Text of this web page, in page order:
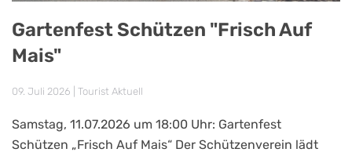
Gartenfest Schützen "Frisch Auf
Mais"
09. Juli 2026 Tourist Aktuell
Samstag, 11.07.2026 um 18:00 Uhr: Gartenfest
Schützen „Frisch Auf Mais“ Der Schützenverein lädt